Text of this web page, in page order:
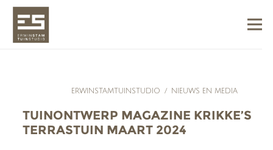
ERWINSTAMTUINSTUDIO / NIEUWS EN MEDIA
TUINONTWERP MAGAZINE KRIKKE’S
TERRASTUIN MAART 2024